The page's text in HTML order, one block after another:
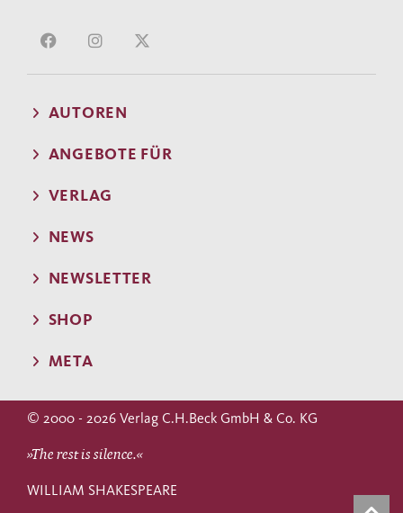
AUTOREN
ANGEBOTE FÜR
VERLAG
NEWS
NEWSLETTER
SHOP
META
© 2000 - 2026 Verlag C.H.Beck GmbH & Co. KG
»The rest is silence.«
WILLIAM SHAKESPEARE